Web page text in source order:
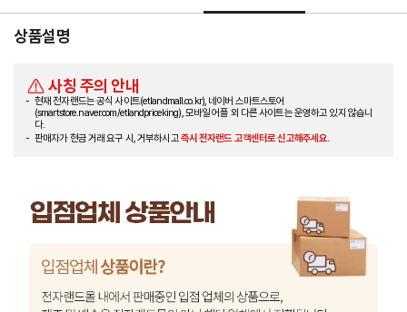
상품설명
사칭 주의 안내
현재 전자랜드는 공식 사이트(etlandmall.co.kr), 네이버 스마트스토어
(smartstore.naver.com/etlandpriceking), 모바일 어플 외 다른 사이트는 운영하고 있지 않습니
다.
판매자가 현금 거래 요구 시, 거부하시고즉시 전자랜드 고객센터로 신고해주세요.